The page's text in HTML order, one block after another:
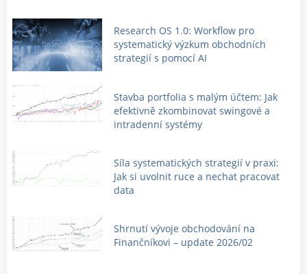
Research OS 1.0: Workflow pro
systematický výzkum obchodních
strategií s pomocí AI
Stavba portfolia s malým účtem: Jak
efektivně zkombinovat swingové a
intradenní systémy
Síla systematických strategií v praxi:
Jak si uvolnit ruce a nechat pracovat
data
Shrnutí vývoje obchodování na
Finančníkovi – update 2026/02